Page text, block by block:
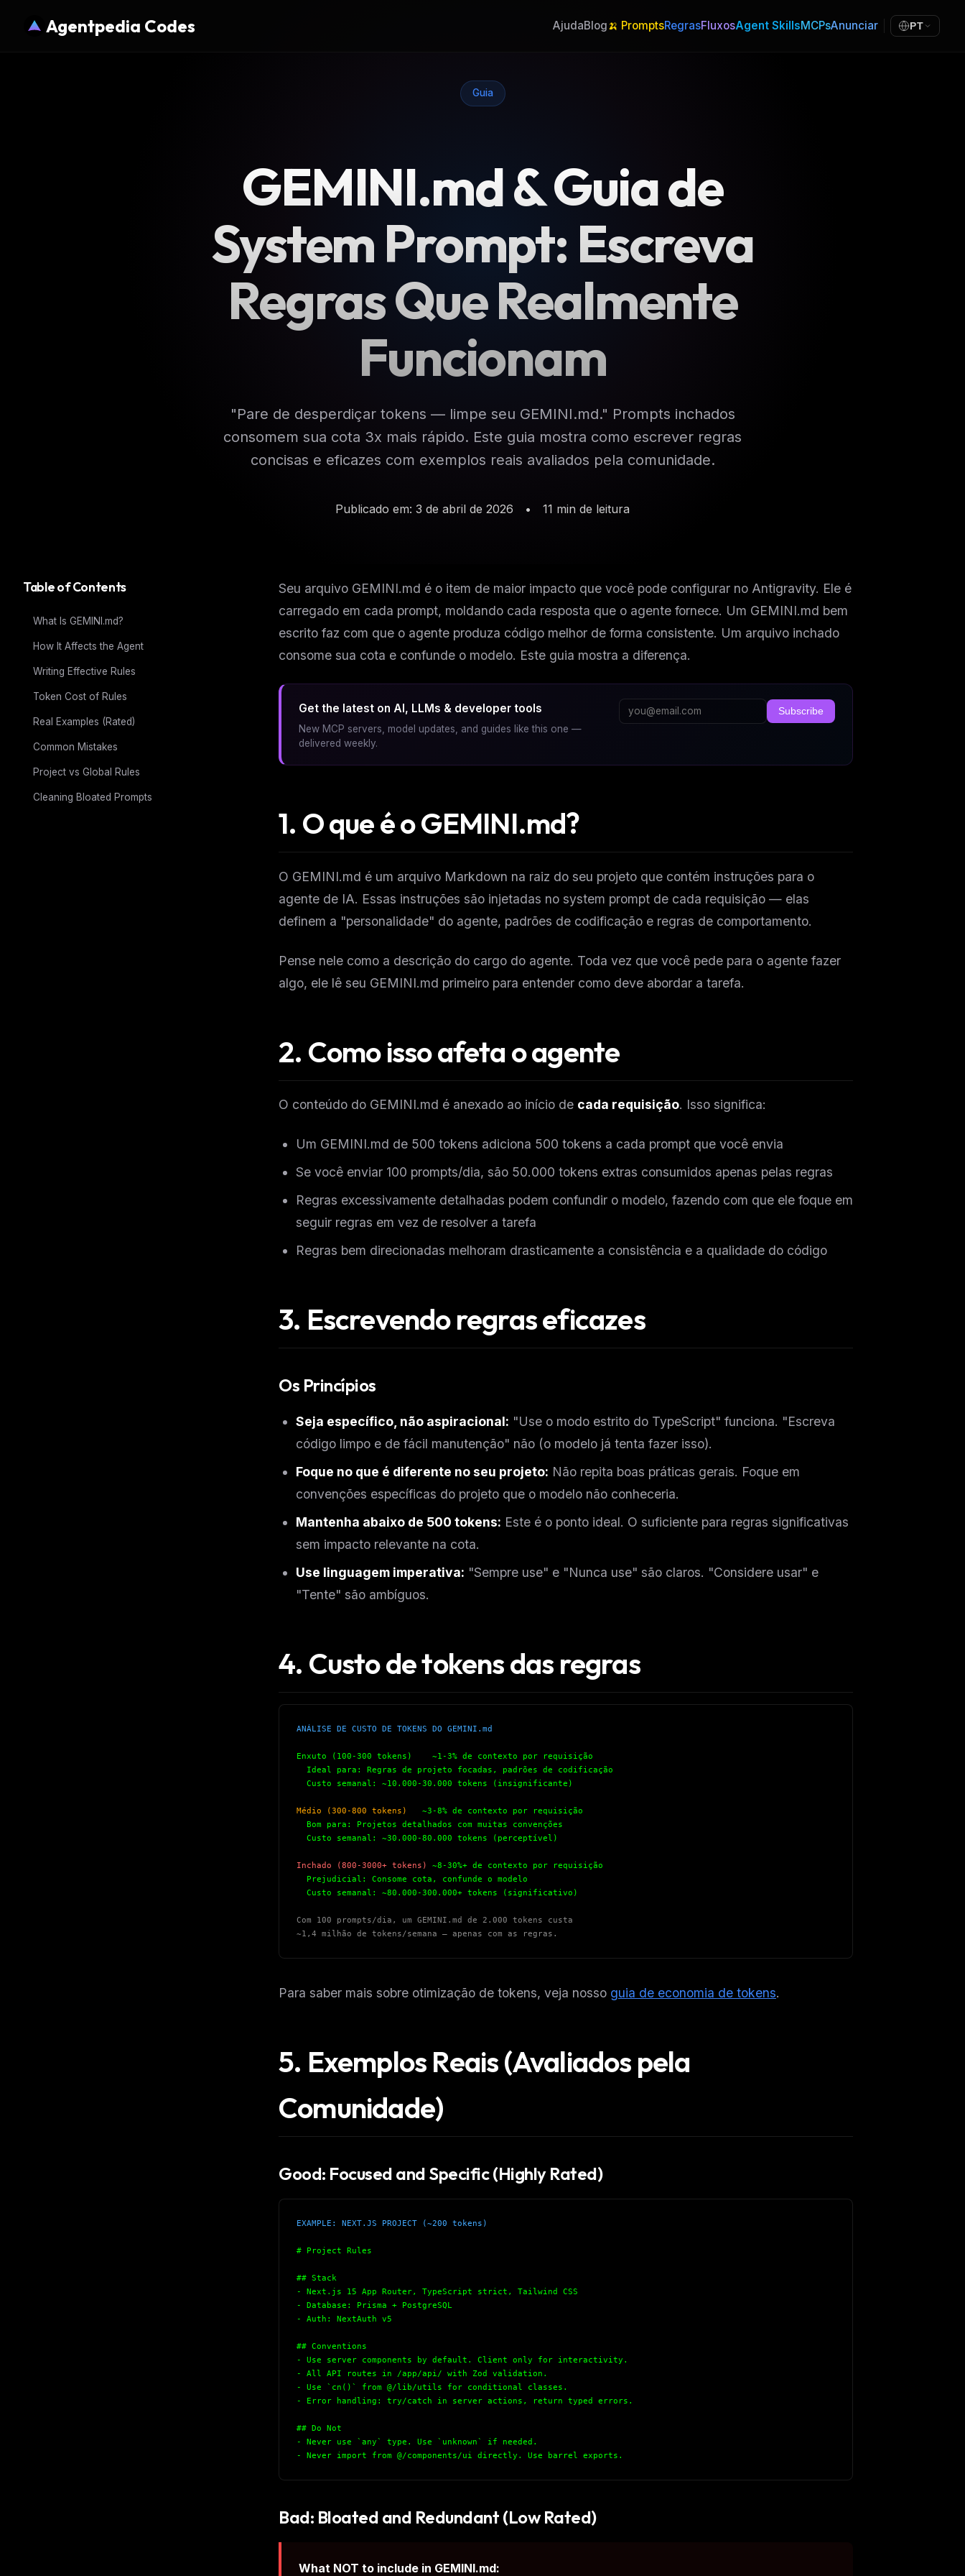
Agentpedia Codes AjudaBlog🍌 PromptsRegrasFluxosAgent SkillsMCPsAnunciar PT
Guia
GEMINI.md & Guia de
System Prompt: Escreva
Regras Que Realmente
Funcionam
"Pare de desperdiçar tokens — limpe seu GEMINI.md." Prompts inchados
consomem sua cota 3x mais rápido. Este guia mostra como escrever regras
concisas e eficazes com exemplos reais avaliados pela comunidade.
Publicado em: 3 de abril de 2026 • 11 min de leitura
Table of Contents
What Is GEMINI.md?
How It Affects the Agent
Writing Effective Rules
Token Cost of Rules
Real Examples (Rated)
Common Mistakes
Project vs Global Rules
Cleaning Bloated Prompts
Seu arquivo GEMINI.md é o item de maior impacto que você pode configurar no Antigravity. Ele é
carregado em cada prompt, moldando cada resposta que o agente fornece. Um GEMINI.md bem
escrito faz com que o agente produza código melhor de forma consistente. Um arquivo inchado
consome sua cota e confunde o modelo. Este guia mostra a diferença.
Get the latest on AI, LLMs & developer tools
New MCP servers, model updates, and guides like this one —
delivered weekly.
Subscribe
1. O que é o GEMINI.md?
O GEMINI.md é um arquivo Markdown na raiz do seu projeto que contém instruções para o
agente de IA. Essas instruções são injetadas no system prompt de cada requisição — elas
definem a "personalidade" do agente, padrões de codificação e regras de comportamento.
Pense nele como a descrição do cargo do agente. Toda vez que você pede para o agente fazer
algo, ele lê seu GEMINI.md primeiro para entender como deve abordar a tarefa.
2. Como isso afeta o agente
O conteúdo do GEMINI.md é anexado ao início de cada requisição. Isso significa:
Um GEMINI.md de 500 tokens adiciona 500 tokens a cada prompt que você envia
Se você enviar 100 prompts/dia, são 50.000 tokens extras consumidos apenas pelas regras
Regras excessivamente detalhadas podem confundir o modelo, fazendo com que ele foque em
seguir regras em vez de resolver a tarefa
Regras bem direcionadas melhoram drasticamente a consistência e a qualidade do código
3. Escrevendo regras eficazes
Os Princípios
Seja específico, não aspiracional: "Use o modo estrito do TypeScript" funciona. "Escreva
código limpo e de fácil manutenção" não (o modelo já tenta fazer isso).
Foque no que é diferente no seu projeto: Não repita boas práticas gerais. Foque em
convenções específicas do projeto que o modelo não conheceria.
Mantenha abaixo de 500 tokens: Este é o ponto ideal. O suficiente para regras significativas
sem impacto relevante na cota.
Use linguagem imperativa: "Sempre use" e "Nunca use" são claros. "Considere usar" e
"Tente" são ambíguos.
4. Custo de tokens das regras
ANÁLISE DE CUSTO DE TOKENS DO GEMINI.md
Enxuto (100-300 tokens)
~1-3% de contexto por requisição
Ideal para: Regras de projeto focadas, padrões de codificação
Custo semanal: ~10.000-30.000 tokens (insignificante)
Médio (300-800 tokens)
~3-8% de contexto por requisição
Bom para: Projetos detalhados com muitas convenções
Custo semanal: ~30.000-80.000 tokens (perceptível)
Inchado (800-3000+ tokens)
~8-30%+ de contexto por requisição
Prejudicial: Consome cota, confunde o modelo
Custo semanal: ~80.000-300.000+ tokens (significativo)
Com 100 prompts/dia, um GEMINI.md de 2.000 tokens custa
~1,4 milhão de tokens/semana — apenas com as regras.
Para saber mais sobre otimização de tokens, veja nosso guia de economia de tokens.
5. Exemplos Reais (Avaliados pela
Comunidade)
Good: Focused and Specific (Highly Rated)
EXAMPLE: NEXT.JS PROJECT (~200 tokens)
# Project Rules
## Stack
- Next.js 15 App Router, TypeScript strict, Tailwind CSS
- Database: Prisma + PostgreSQL
- Auth: NextAuth v5
## Conventions
- Use server components by default. Client only for interactivity.
- All API routes in /app/api/ with Zod validation.
- Use `cn()` from @/lib/utils for conditional classes.
- Error handling: try/catch in server actions, return typed errors.
## Do Not
- Never use `any` type. Use `unknown` if needed.
- Never import from @/components/ui directly. Use barrel exports.
Bad: Bloated and Redundant (Low Rated)
What NOT to include in GEMINI.md:
THIS WEEK'S DIGEST
pack
FREE NEWSLETTER
The weekly digest for
Curated MCP picks, agent skills, rules, and LLM
Get the weekly digest